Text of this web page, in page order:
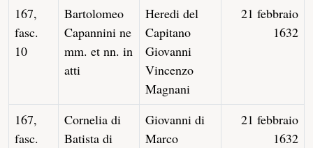
167,
fasc.
10
Bartolomeo
Capannini ne
mm. et nn. in
atti
Heredi del
Capitano
Giovanni
Vincenzo
Magnani
21 febbraio
1632
167,
fasc.
Cornelia di
Batista di
Giovanni di
Marco
21 febbraio
1632